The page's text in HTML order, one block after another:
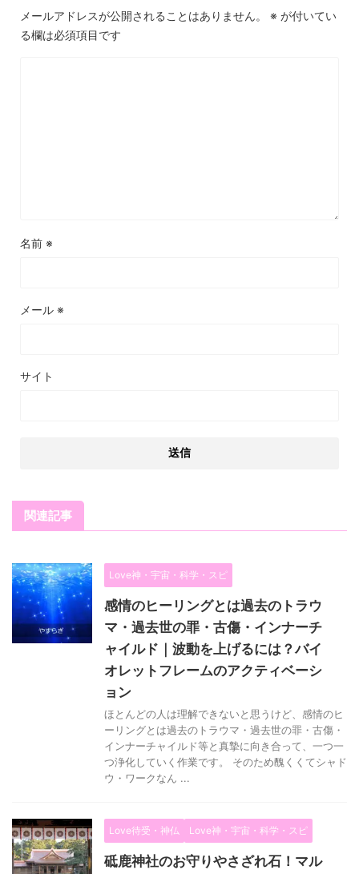
メールアドレスが公開されることはありません。 ※ が付いてい
る欄は必須項目です
名前 ※
メール ※
サイト
関連記事
Love神・宇宙・科学・スピ
感情のヒーリングとは過去のトラウ
マ・過去世の罪・古傷・インナーチ
ャイルド｜波動を上げるには？バイ
オレットフレームのアクティベーシ
ョン
ほとんどの人は理解できないと思うけど、感情のヒ
ーリングとは過去のトラウマ・過去世の罪・古傷・
インナーチャイルド等と真摯に向き合って、一つ一
つ浄化していく作業です。 そのため醜くくてシャド
ウ・ワークなん ...
Love待受・神仏 Love神・宇宙・科学・スピ
砥鹿神社のお守りやさざれ石！マル